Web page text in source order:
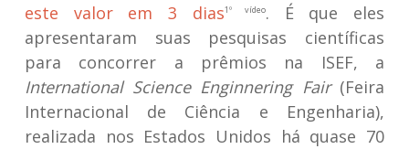
este valor em 3 dias1º vídeo. É que eles
apresentaram suas pesquisas científicas
para concorrer a prêmios na ISEF, a
International Science Enginnering Fair(Feira
Internacional de Ciência e Engenharia),
realizada nos Estados Unidos há quase 70